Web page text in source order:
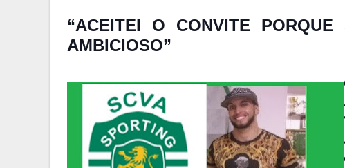
“ACEITEI O CONVITE
AMBICIOSO”